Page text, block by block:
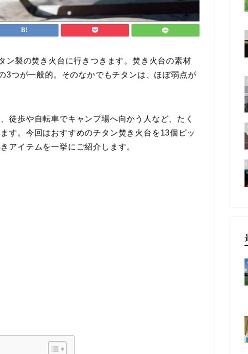
ン製の焚き火台に行きつきます。焚き火台の素材
3つが一般的。そのなかでもチタンは、ほぼ弱点が
徒歩や自転車でキャンプ場へ向かう人など、たく
す。今回はおすすめのチタン焚き火台を13個ピッ
アイテムを一挙にご紹介します。